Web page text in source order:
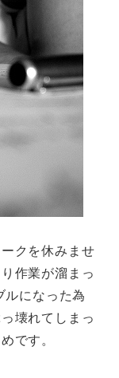
クを休みませ
作業が溜まっ
になった為
壊れてしまっ
です。